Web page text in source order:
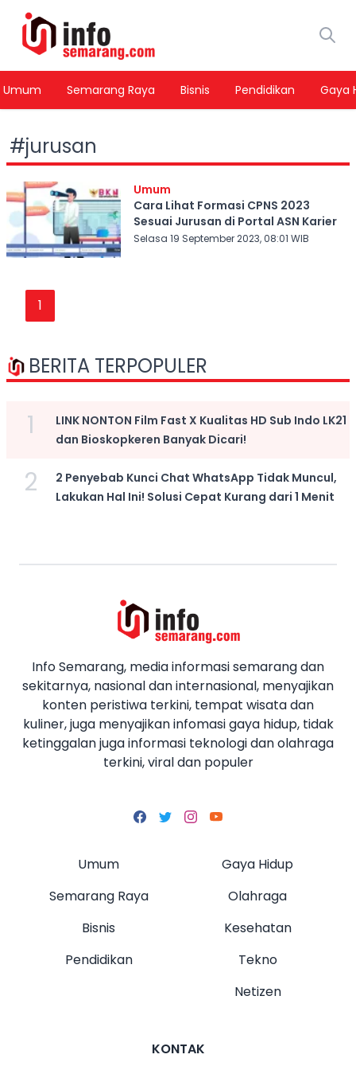
Umum Semarang Raya Bisnis Pendidikan Gaya
#jurusan
Umum
Cara Lihat Formasi CPNS 2023
Sesuai Jurusan di Portal ASN Karier
Selasa 19 September 2023, 08:01 WIB
1
BERITA TERPOPULER
1
LINK NONTON Film Fast X Kualitas HD Sub Indo LK21
dan Bioskopkeren Banyak Dicari!
2
2 Penyebab Kunci Chat WhatsApp Tidak Muncul,
Lakukan Hal Ini! Solusi Cepat Kurang dari 1 Menit
Info Semarang, media informasi semarang dan
sekitarnya, nasional dan internasional, menyajikan
konten peristiwa terkini, tempat wisata dan
kuliner, juga menyajikan infomasi gaya hidup, tidak
ketinggalan juga informasi teknologi dan olahraga
terkini, viral dan populer
Umum
Semarang Raya
Bisnis
Pendidikan
Gaya Hidup
Olahraga
Kesehatan
Tekno
Netizen
KONTAK